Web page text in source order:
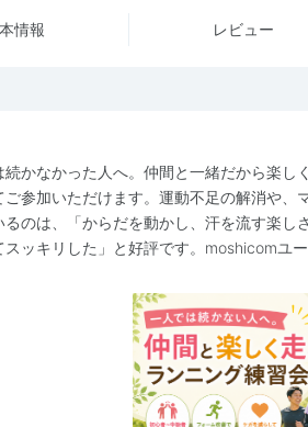
情報 レビュー
続かなかった人へ。仲間と一緒だから楽し
ご参加いただけます。運動不足の解消や、
るのは、「からだを動かし、汗を流す楽
スッキリした」と好評です。moshicomユ